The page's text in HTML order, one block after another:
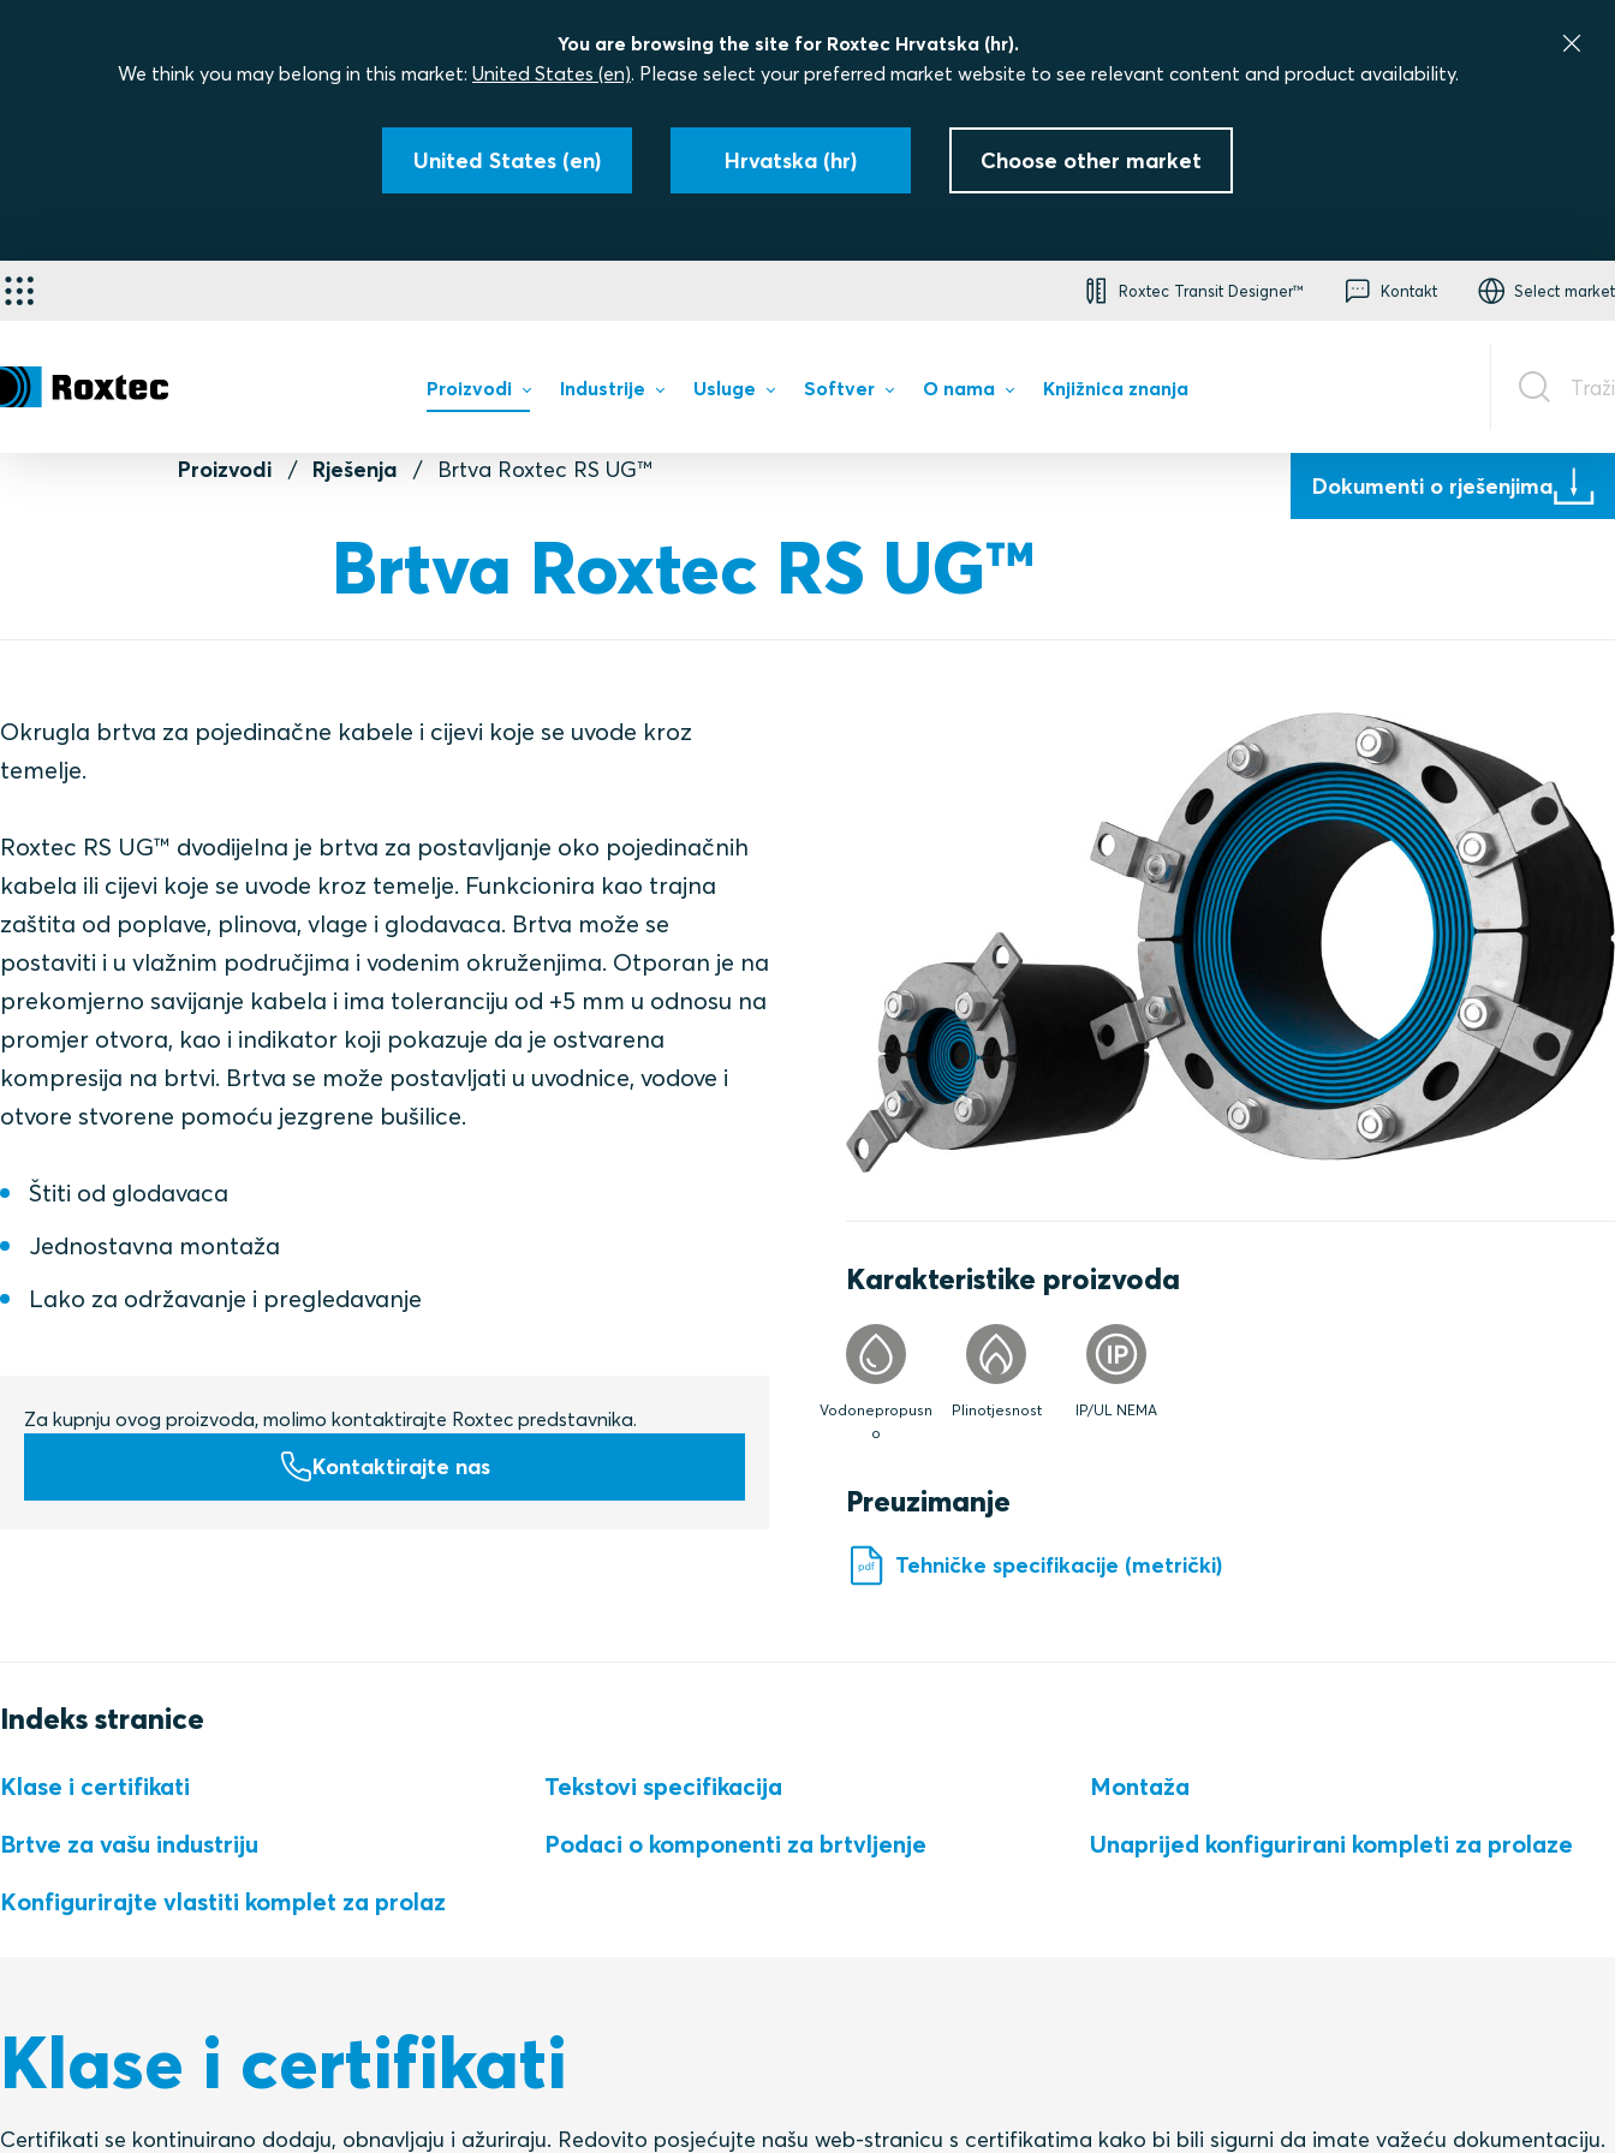
You are browsing the site for Roxtec Hrvatska (hr).
We think you may belong in this market: United States (en). Please select your preferred market website to see relevant content and product availability.
United States (en) Hrvatska (hr) Choose other market
Roxtec Transit Designer™ Kontakt Select market
Proizvodi Industrije Usluge Softver O nama Knjižnica znanja Traži
Proizvodi Rješenja Brtva Roxtec RS UG™
Brtva Roxtec RS UG™
Dokumenti o rješenjima
Okrugla brtva za pojedinačne kabele i cijevi koje se uvode kroz
temelje.
Roxtec RS UG™ dvodijelna je brtva za postavljanje oko pojedinačnih
kabela ili cijevi koje se uvode kroz temelje. Funkcionira kao trajna
zaštita od poplave, plinova, vlage i glodavaca. Brtva može se
postaviti i u vlažnim područjima i vodenim okruženjima. Otporan je na
prekomjerno savijanje kabela i ima toleranciju od +5 mm u odnosu na
promjer otvora, kao i indikator koji pokazuje da je ostvarena
kompresija na brtvi. Brtva se može postavljati u uvodnice, vodove i
otvore stvorene pomoću jezgrene bušilice.
Štiti od glodavaca
Jednostavna montaža
Lako za održavanje i pregledavanje
Za kupnju ovog proizvoda, molimo kontaktirajte Roxtec predstavnika.
Kontaktirajte nas
Karakteristike proizvoda
Vodonepropusn
o
Plinotjesnost IP/UL NEMA
Preuzimanje
Tehničke specifikacije (metrički)
Indeks stranice
Klase i certifikati Tekstovi specifikacija
Montaža
Brtve za vašu industriju
Podaci o komponenti za brtvljenje
Unaprijed konfigurirani kompleti za prolaze
Konfigurirajte vlastiti komplet za prolaz
Klase i certifikati
Certifikati se kontinuirano dodaju, obnavljaju i ažuriraju. Redovito posjećujte našu web-stranicu s certifikatima kako bi bili sigurni da imate važeću dokumentaciju.